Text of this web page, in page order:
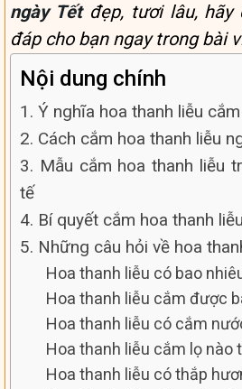
ngày Tếtđẹp, tươi lâu, hãy
đáp cho bạn ngay trong bài
Nội dung chính
1. Ý nghĩa hoa thanh liễu
2. Cách cắm hoa thanh liễu
3. Mẫu cắm hoa thanh liễu
tế
4. Bí quyết cắm hoa thanh
5. Những câu hỏi về hoa
Hoa thanh liễu có bao
Hoa thanh liễu cắm được
Hoa thanh liễu có cắm
Hoa thanh liễu cắm lọ nào
Hoa thanh liễu có thắp